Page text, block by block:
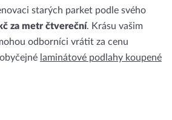
starých parket podle svého
za metr čtvereční. Krásu vašim
odborníci vrátit za cenu
laminátové podlahy koupené